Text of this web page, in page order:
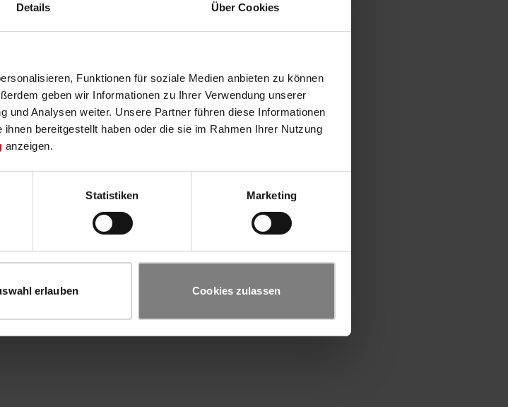
Details Über Cookies
Funktionen für soziale Medien anbieten zu können
geben wir Informationen zu Ihrer Verwendung unserer
und Analysen weiter. Unsere Partner führen diese Informationen
bereitgestellt haben oder die sie im Rahmen Ihrer Nutzung
anzeigen.
Statistiken Marketing
erlauben Cookies zulassen